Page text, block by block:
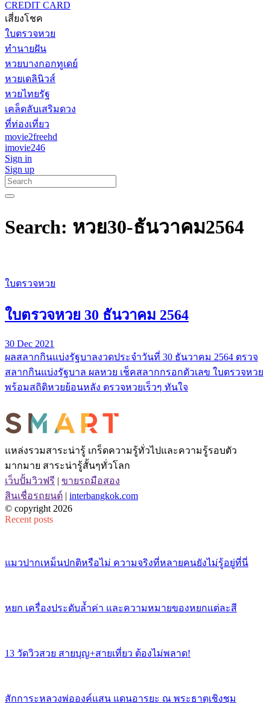
CREDIT CARD
เสี่ยงโชค
ใบตรวจหวย
ทำนายฝัน
หวยบางกอกทูเดย์
หวยเดลินิวส์
หวยไทยรัฐ
เคล็ดลับเสริมดวง
ที่ท่องเที่ยว
movie2freehd
imovie246
Sign in
Sign up
Search: หวย30-ธันวาคม2564
ใบตรวจหวย
ใบตรวจหวย 30 ธันวาคม 2564
30 Dec 2021
ผลสลากกินแบ่งรัฐบาลงวดประจำวันที่ 30 ธันวาคม 2564 ตรวจ
สลากกินแบ่งรัฐบาล ผลหวย เช็คสลากกรอกตัวเลข ใบตรวจหวย
พร้อมสถิติหวยย้อนหลัง ตรวจหวยเร็วๆ ทันใจ
แหล่งรวมสาระน่ารู้ เกร็ดความรู้ทั่วไปและความรู้รอบตัว
มากมาย สาระน่ารู้สั้นๆทั่วโลก
เว็บปั้มวิวฟรี | ขายรถมือสอง
สินเชื่อรถยนต์ | interbangkok.com
© copyright 2026
Recent posts
แมวปากเหม็นปกติหรือไม่ ความจริงที่หลายคนยังไม่รู้อยู่ที่นี่
หยก เครื่องประดับล้ำค่า และความหมายของหยกแต่ละสี
13 วัดวิวสวย สายบุญ+สายเที่ยว ต้องไม่พลาด!
สักการะหลวงพ่อองค์แสน แดนอารยะ ณ พระธาตุเชิงชุม